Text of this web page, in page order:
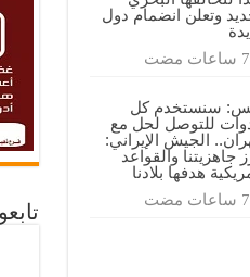
وتعلن انضمام دول
سنستخدم كل
للتوصل لحل مع
الجيش الإيراني:
جاهزيتنا والقواعد
هدفها بلادنا